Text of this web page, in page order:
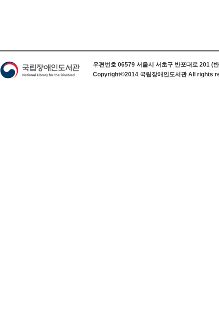
우편번호 06579 서울시 서초구 반포대로 201 (
Copyright©2014 국립장애인도서관 All rights